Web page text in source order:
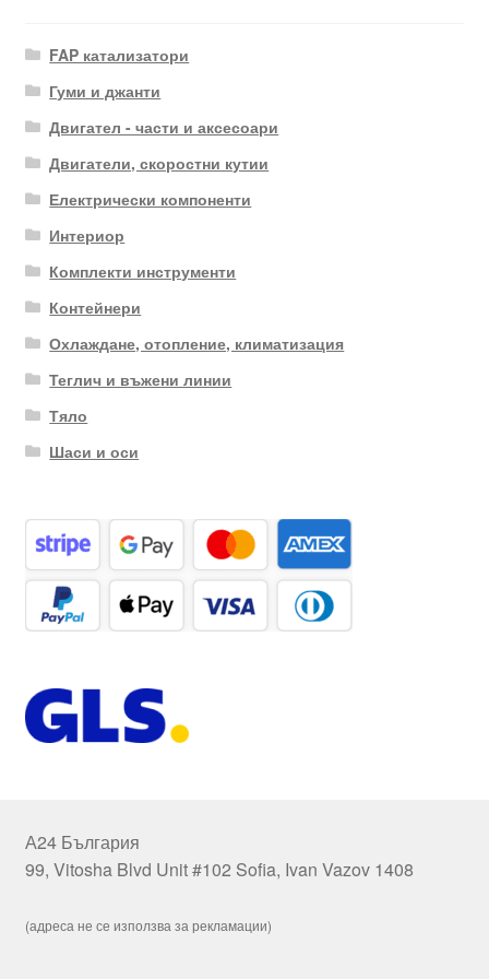
FAP катализатори
Гуми и джанти
Двигател - части и аксесоари
Двигатели, скоростни кутии
Електрически компоненти
Интериор
Комплекти инструменти
Контейнери
Охлаждане, отопление, климатизация
Теглич и въжени линии
Тяло
Шаси и оси
А24 България
99, Vitosha Blvd Unit #102 Sofia, Ivan Vazov 1408
(адреса не се използва за рекламации)